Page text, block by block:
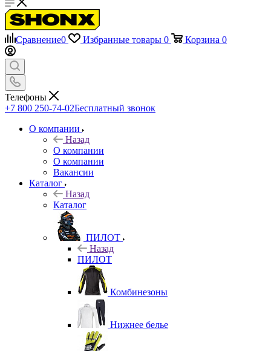
Сравнение0 Избранные товары 0 Корзина 0
Телефоны
+7 800 250-74-02Бесплатный звонок
О компании
Назад
О компании
О компании
Вакансии
Каталог
Назад
Каталог
ПИЛОТ
Назад
ПИЛОТ
Комбинезоны
Нижнее белье